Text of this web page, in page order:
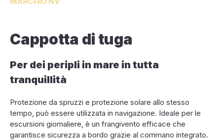
Cappotta di tuga
Per dei peripli in mare in tutta
tranquillità
Protezione da spruzzi e protezione solare allo stesso
tempo, può essere utilizzata in navigazione. Ideale per le
escursioni giornaliere, è un frangivento efficace che
garantisce sicurezza a bordo grazie al corrimano integrato.